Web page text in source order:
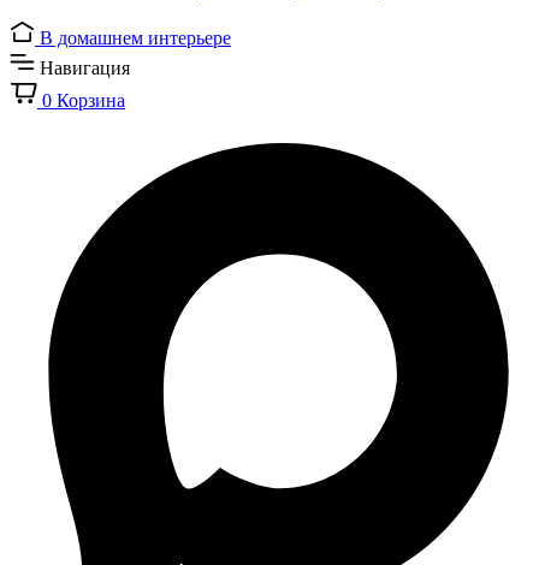
В домашнем интерьере
Навигация
0 Корзина